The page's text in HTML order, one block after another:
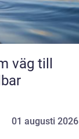
väg till
01 augusti 2026